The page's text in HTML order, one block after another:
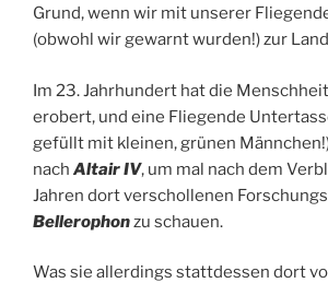
Grund, wenn wir mit unserer
(obwohl wir gewarnt wurden!) zur
Im 23. Jahrhundert hat die
erobert, und eine Fliegende
gefüllt mit kleinen, grünen
nach Altair IV, um mal nach dem
Jahren dort verschollenen
Bellerophonzu schauen.
Was sie allerdings stattdessen dort